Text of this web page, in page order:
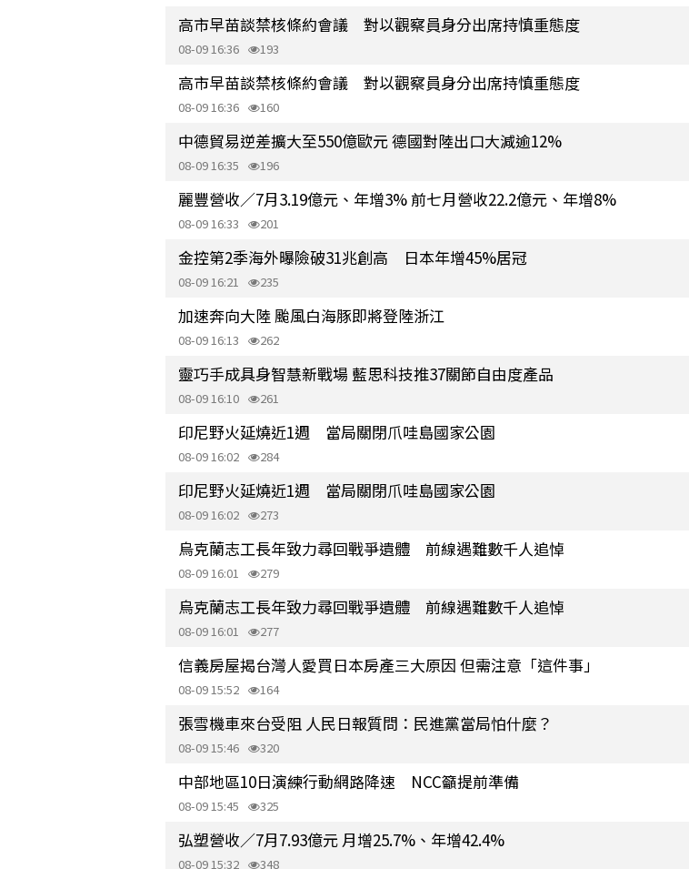
高市早苗談禁核條約會議 對以觀察員身分出席持慎重態度
08-09 16:36 193
高市早苗談禁核條約會議 對以觀察員身分出席持慎重態度
08-09 16:36 160
中德貿易逆差擴大至550億歐元 德國對陸出口大減逾12%
08-09 16:35 196
麗豐營收／7月3.19億元、年增3% 前七月營收22.2億元、年增8%
08-09 16:33 201
金控第2季海外曝險破31兆創高 日本年增45%居冠
08-09 16:21 235
加速奔向大陸 颱風白海豚即將登陸浙江
08-09 16:13 262
靈巧手成具身智慧新戰場 藍思科技推37關節自由度產品
08-09 16:10 261
印尼野火延燒近1週 當局關閉爪哇島國家公園
08-09 16:02 284
印尼野火延燒近1週 當局關閉爪哇島國家公園
08-09 16:02 273
烏克蘭志工長年致力尋回戰爭遺體 前線遇難數千人追悼
08-09 16:01 279
烏克蘭志工長年致力尋回戰爭遺體 前線遇難數千人追悼
08-09 16:01 277
信義房屋揭台灣人愛買日本房產三大原因 但需注意「這件事」
08-09 15:52 164
張雪機車來台受阻 人民日報質問：民進黨當局怕什麼？
08-09 15:46 320
中部地區10日演練行動網路降速 NCC籲提前準備
08-09 15:45 325
弘塑營收／7月7.93億元 月增25.7%、年增42.4%
08-09 15:32 348